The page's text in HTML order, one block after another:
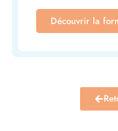
Découvrir la